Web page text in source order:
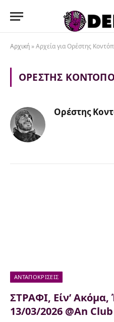
Αρχική »Αρχεία για Ορέστης
ΟΡΈΣΤΗΣ
Ορέστης
ΑΝΤΑΠΟΚΡΊΣΕΙΣ
ΣΤΡΑΦΙ, Είν’
13/03/2026 @An Club